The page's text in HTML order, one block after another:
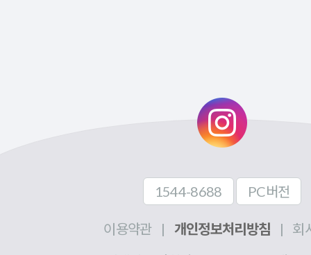
1544-8688 PC버전
이용약관 | 개인정보처리방침 |
회